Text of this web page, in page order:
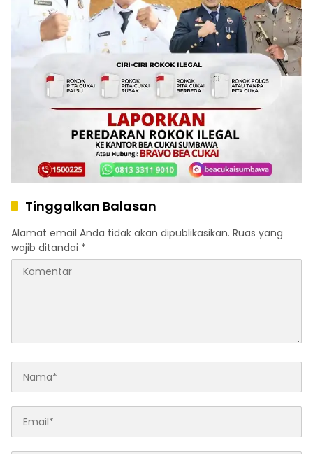
Tinggalkan Balasan
Alamat email Anda tidak akan dipublikasikan. Ruas yang
wajib ditandai *